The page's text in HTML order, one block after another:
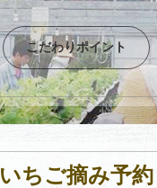
こだわりポイント
いちご摘み予約